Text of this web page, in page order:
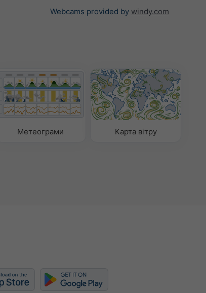
Webcams provided by windy.com
Метеограми Карта вітру